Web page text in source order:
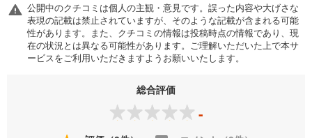
公開中のクチコミは個人の主観・意見です。誤った内容や大げさな
表現の記載は禁止されていますが、そのような記載が含まれる可能
性があります。また、クチコミの情報は投稿時点の情報であり、現
在の状況とは異なる可能性があります。ご理解いただいた上で本サ
ービスをご利用いただきますようお願いいたします。
総合評価
-